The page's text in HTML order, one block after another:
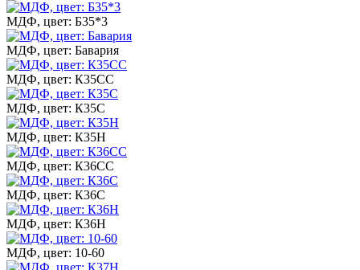
МДФ, цвет: Б35*3
МДФ, цвет: Бавария
МДФ, цвет: К35СС
МДФ, цвет: К35С
МДФ, цвет: К35Н
МДФ, цвет: К36СС
МДФ, цвет: К36С
МДФ, цвет: К36Н
МДФ, цвет: 10-60